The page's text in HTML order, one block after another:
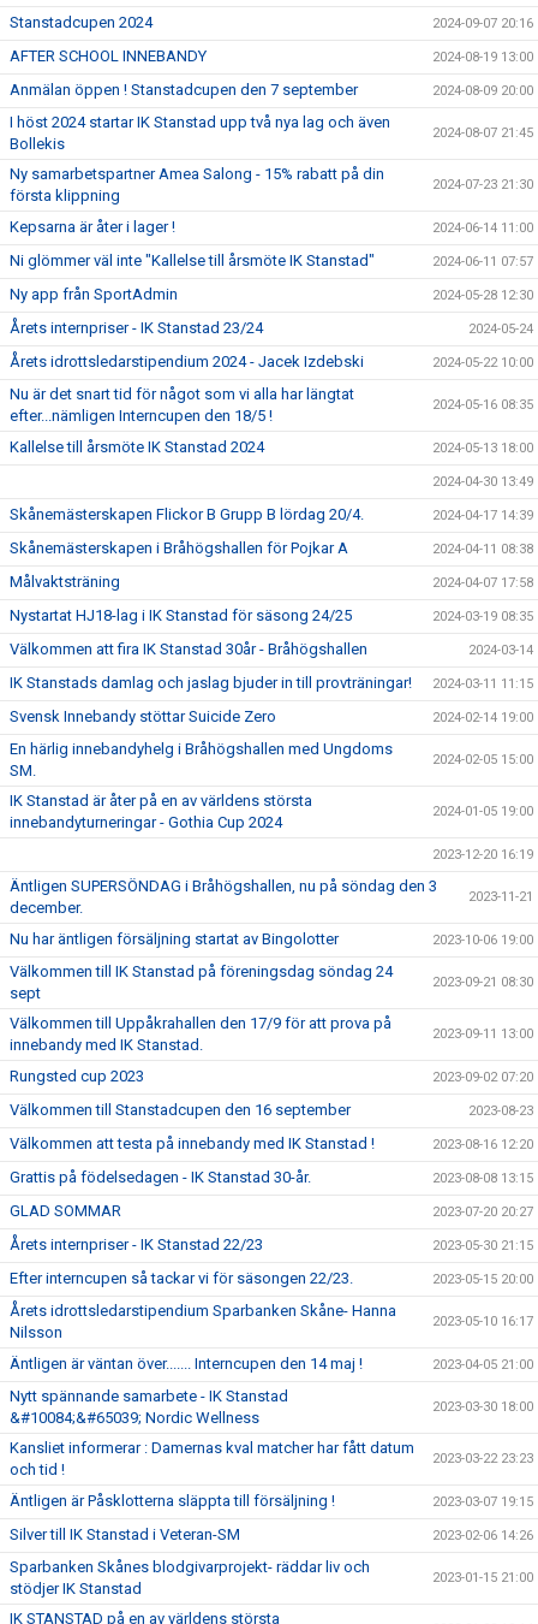
Stanstadcupen 2024 2024-09-07 20:16
AFTER SCHOOL INNEBANDY 2024-08-19 13:00
Anmälan öppen ! Stanstadcupen den 7 september 2024-08-09 20:00
I höst 2024 startar IK Stanstad upp två nya lag och även
Bollekis
2024-08-07 21:45
Ny samarbetspartner Amea Salong - 15% rabatt på din
första klippning
2024-07-23 21:30
Kepsarna är åter i lager ! 2024-06-14 11:00
Ni glömmer väl inte "Kallelse till årsmöte IK Stanstad" 2024-06-11 07:57
Ny app från SportAdmin 2024-05-28 12:30
Årets internpriser - IK Stanstad 23/24 2024-05-24
Årets idrottsledarstipendium 2024 - Jacek Izdebski 2024-05-22 10:00
Nu är det snart tid för något som vi alla har längtat
efter...nämligen Interncupen den 18/5 !
2024-05-16 08:35
Kallelse till årsmöte IK Stanstad 2024 2024-05-13 18:00
2024-04-30 13:49
Skånemästerskapen Flickor B Grupp B lördag 20/4. 2024-04-17 14:39
Skånemästerskapen i Bråhögshallen för Pojkar A 2024-04-11 08:38
Målvaktsträning 2024-04-07 17:58
Nystartat HJ18-lag i IK Stanstad för säsong 24/25 2024-03-19 08:35
Välkommen att fira IK Stanstad 30år - Bråhögshallen 2024-03-14
IK Stanstads damlag och jaslag bjuder in till provträningar! 2024-03-11 11:15
Svensk Innebandy stöttar Suicide Zero 2024-02-14 19:00
En härlig innebandyhelg i Bråhögshallen med Ungdoms
SM.
2024-02-05 15:00
IK Stanstad är åter på en av världens största
innebandyturneringar - Gothia Cup 2024
2024-01-05 19:00
2023-12-20 16:19
Äntligen SUPERSÖNDAG i Bråhögshallen, nu på söndag den 3
december.
2023-11-21
Nu har äntligen försäljning startat av Bingolotter 2023-10-06 19:00
Välkommen till IK Stanstad på föreningsdag söndag 24
sept
2023-09-21 08:30
Välkommen till Uppåkrahallen den 17/9 för att prova på
innebandy med IK Stanstad.
2023-09-11 13:00
Rungsted cup 2023 2023-09-02 07:20
Välkommen till Stanstadcupen den 16 september 2023-08-23
Välkommen att testa på innebandy med IK Stanstad ! 2023-08-16 12:20
Grattis på födelsedagen - IK Stanstad 30-år. 2023-08-08 13:15
GLAD SOMMAR 2023-07-20 20:27
Årets internpriser - IK Stanstad 22/23 2023-05-30 21:15
Efter interncupen så tackar vi för säsongen 22/23. 2023-05-15 20:00
Årets idrottsledarstipendium Sparbanken Skåne- Hanna
Nilsson
2023-05-10 16:17
Äntligen är väntan över....... Interncupen den 14 maj ! 2023-04-05 21:00
Nytt spännande samarbete - IK Stanstad
&#10084;&#65039; Nordic Wellness
2023-03-30 18:00
Kansliet informerar : Damernas kval matcher har fått datum
och tid !
2023-03-22 23:23
Äntligen är Påsklotterna släppta till försäljning ! 2023-03-07 19:15
Silver till IK Stanstad i Veteran-SM 2023-02-06 14:26
Sparbanken Skånes blodgivarprojekt- räddar liv och
stödjer IK Stanstad
2023-01-15 21:00
IK STANSTAD på en av världens största